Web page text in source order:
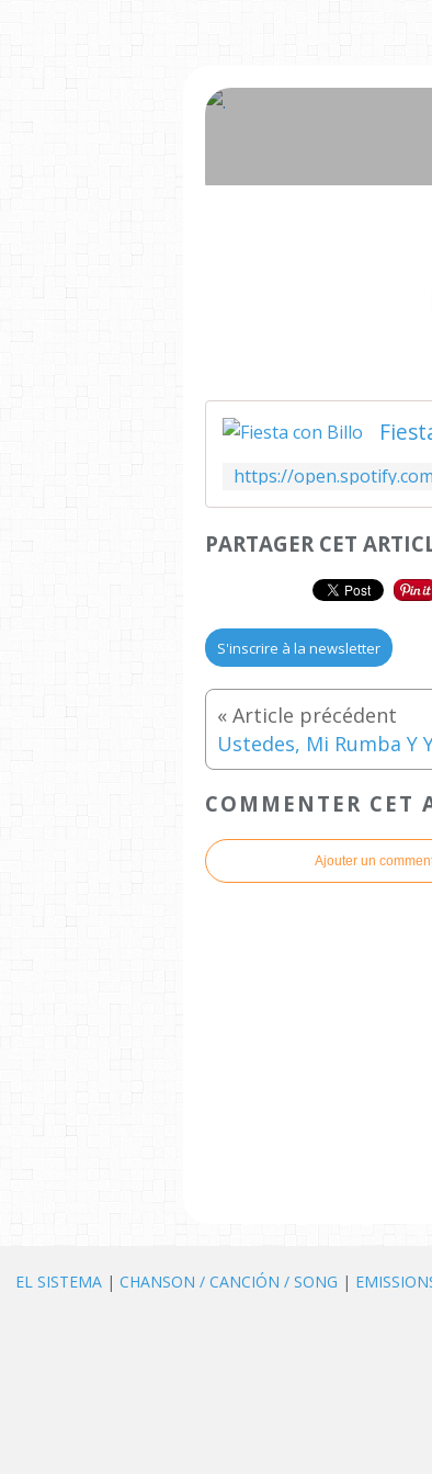
PARTAGER CET
S'inscrire à la newsletter
Ustedes, Mi Rumba Y
COMMENTER CET
Ajouter un
EL SISTEMA| CHANSON / CANCIÓN / SONG |